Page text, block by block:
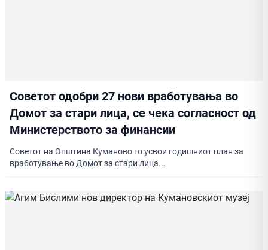
Советот одобри 27 нови вработувања во
Домот за стари лица, се чека согласност од
Министерството за финансии
Советот на Општина Куманово го усвои годишниот план за
вработување во Домот за стари лица...